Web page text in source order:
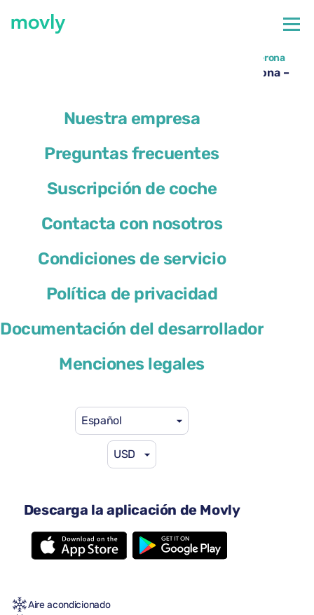
Nuestra empresa
Preguntas frecuentes
Suscripción de coche
Contacta con nosotros
Condiciones de servicio
Política de privacidad
Documentación del desarrollador
Menciones legales
Español
USD
Descarga la aplicación de Movly
Todos los coches disponibles en el aeropuerto de Verona
Alquiler de Cupra Leon en el Aeropuerto de Verona –
Cupra Leon
Transmisión automática
5 asientos
Una maleta grande
Aire acondicionado